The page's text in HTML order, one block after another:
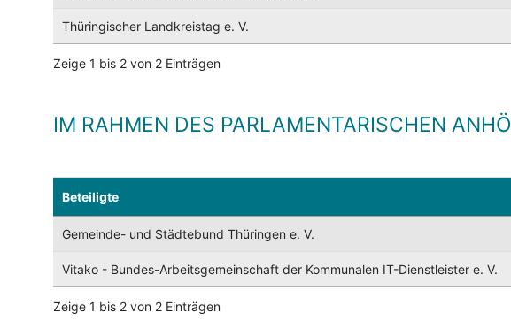
Thüringischer Landkreistag e. V.
Zeige 1 bis 2 von 2 Einträgen
IM RAHMEN DES PARLAMENTARISCHEN
Beteiligte
Gemeinde- und Städtebund Thüringen e. V.
Vitako - Bundes-Arbeitsgemeinschaft der Kommunalen IT-Dienstleister e. V.
Zeige 1 bis 2 von 2 Einträgen